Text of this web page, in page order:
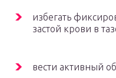
избегать
застой крови в
вести активный